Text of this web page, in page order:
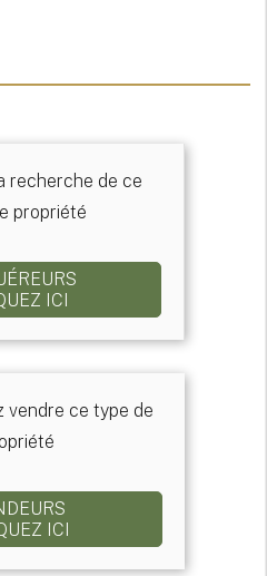
recherche de ce
propriété
ICI
vendre ce type de
ICI